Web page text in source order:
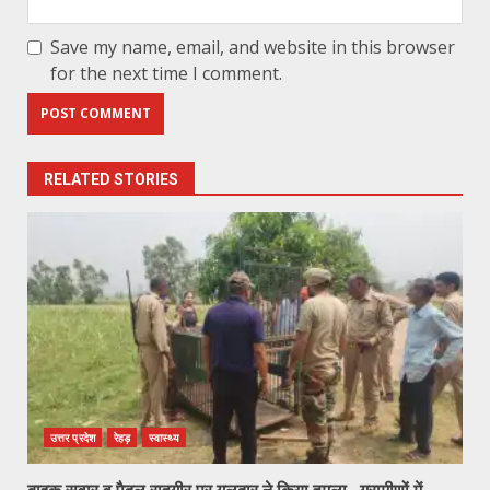
Save my name, email, and website in this browser
for the next time I comment.
RELATED STORIES
उत्तर प्रदेश रेहड़ स्वास्थ्य